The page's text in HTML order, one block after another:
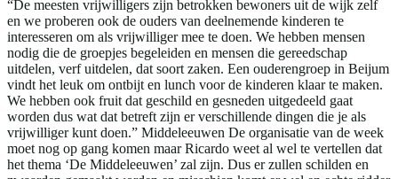
“De meesten vrijwilligers zijn betrokken bewoners uit de wijk zelf
en we proberen ook de ouders van deelnemende kinderen te
interesseren om als vrijwilliger mee te doen. We hebben mensen
nodig die de groepjes begeleiden en mensen die gereedschap
uitdelen, verf uitdelen, dat soort zaken. Een ouderengroep in Beijum
vindt het leuk om ontbijt en lunch voor de kinderen klaar te maken.
We hebben ook fruit dat geschild en gesneden uitgedeeld gaat
worden dus wat dat betreft zijn er verschillende dingen die je als
vrijwilliger kunt doen.” Middeleeuwen De organisatie van de week
moet nog op gang komen maar Ricardo weet al wel te vertellen dat
het thema ‘De Middeleeuwen’ zal zijn. Dus er zullen schilden en